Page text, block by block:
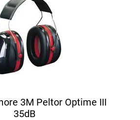
3M Peltor Optime III
35dB